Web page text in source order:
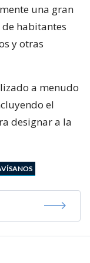
una gran
habitantes
y otras
a menudo
el
designar a la